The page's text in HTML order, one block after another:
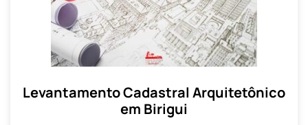
Levantamento Cadastral Arquitetônico
em Birigui